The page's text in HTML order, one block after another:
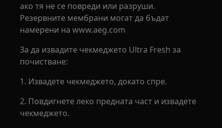
ако тя не се повреди или разруши.
Резервните мембрани могат да бъдат
намерени на www.aeg.com
За да извадите чекмеджето Ultra Fresh за
почистване:
1. Извадете чекмеджето, докато спре.
2. Повдигнете леко предната част и извадете
чекмеджето.